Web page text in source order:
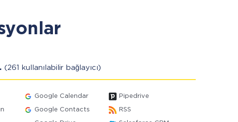
(261 kullanılabilir bağlayıcı)
Google Calendar Pipedrive
Google Contacts RSS